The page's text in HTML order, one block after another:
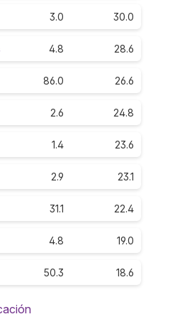
3.0 30.0
4.8 28.6
86.0 26.6
2.6 24.8
1.4 23.6
2.9 23.1
31.1 22.4
4.8 19.0
50.3 18.6